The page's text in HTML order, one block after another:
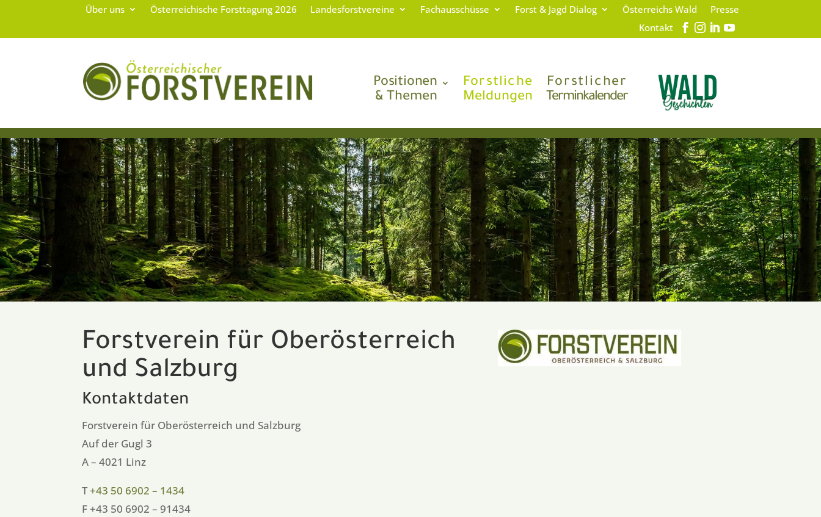
Über uns Österreichische Forsttagung 2026 Landesforstvereine Fachausschüsse Forst & Jagd Dialog Österreichs Wald
Presse
Kontakt
Positionen
& Themen
Forstliche
Meldungen
Forstlicher
Terminkalender
Forstverein für Oberösterreich
und Salzburg
Kontaktdaten
Forstverein für Oberösterreich und Salzburg
Auf der Gugl 3
A – 4021 Linz
T+43 50 6902 – 1434
F +43 50 6902 – 91434